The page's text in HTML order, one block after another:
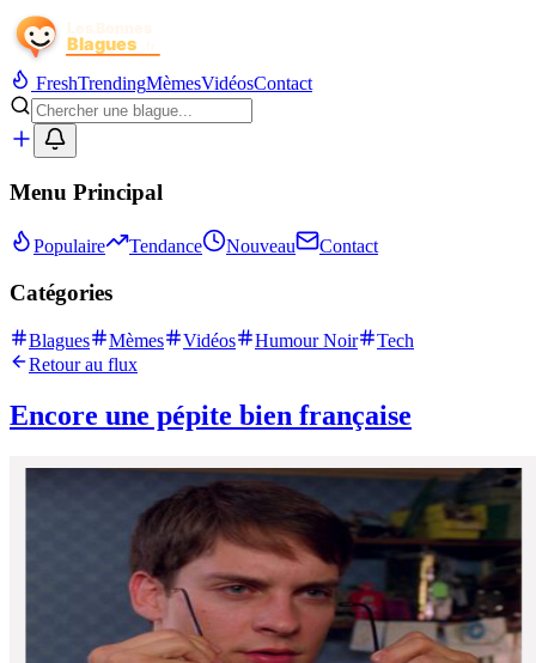
FreshTrendingMèmesVidéosContact
Menu Principal
Populaire Tendance Nouveau Contact
Catégories
Blagues Mèmes Vidéos Humour Noir
Tech
Retour au flux
Encore une pépite bien française